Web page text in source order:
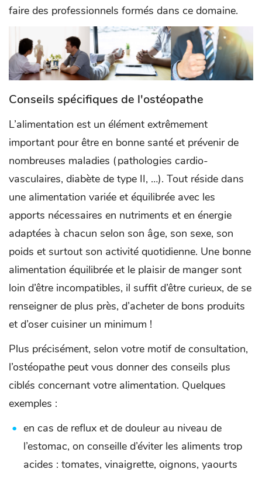
faire des professionnels formés dans ce domaine.
Conseils spécifiques de l'ostéopathe
L’alimentation est un élément extrêmement
important pour être en bonne santé et prévenir de
nombreuses maladies (pathologies cardio-
vasculaires, diabète de type II, …). Tout réside dans
une alimentation variée et équilibrée avec les
apports nécessaires en nutriments et en énergie
adaptées à chacun selon son âge, son sexe, son
poids et surtout son activité quotidienne. Une bonne
alimentation équilibrée et le plaisir de manger sont
loin d’être incompatibles, il suffit d’être curieux, de se
renseigner de plus près, d’acheter de bons produits
et d’oser cuisiner un minimum !
Plus précisément, selon votre motif de consultation,
l’ostéopathe peut vous donner des conseils plus
ciblés concernant votre alimentation. Quelques
exemples :
en cas de reflux et de douleur au niveau de
l’estomac, on conseille d’éviter les aliments trop
acides : tomates, vinaigrette, oignons, yaourts